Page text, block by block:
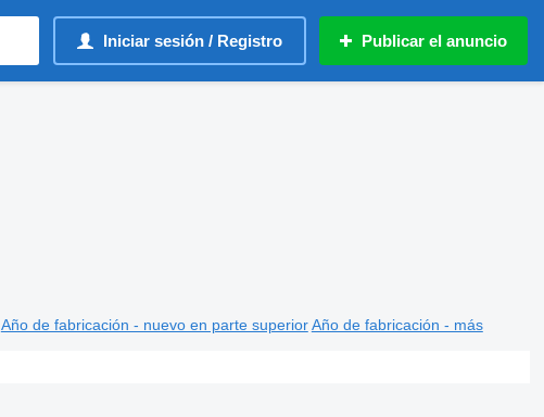
Iniciar sesión / Registro Publicar el anuncio
Año de fabricación - nuevo en parte superior Año de fabricación - más